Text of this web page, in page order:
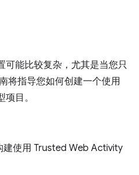
能比较复杂，尤其是当您只
将指导您如何创建一个使用
目。
建使用 Trusted Web Activity